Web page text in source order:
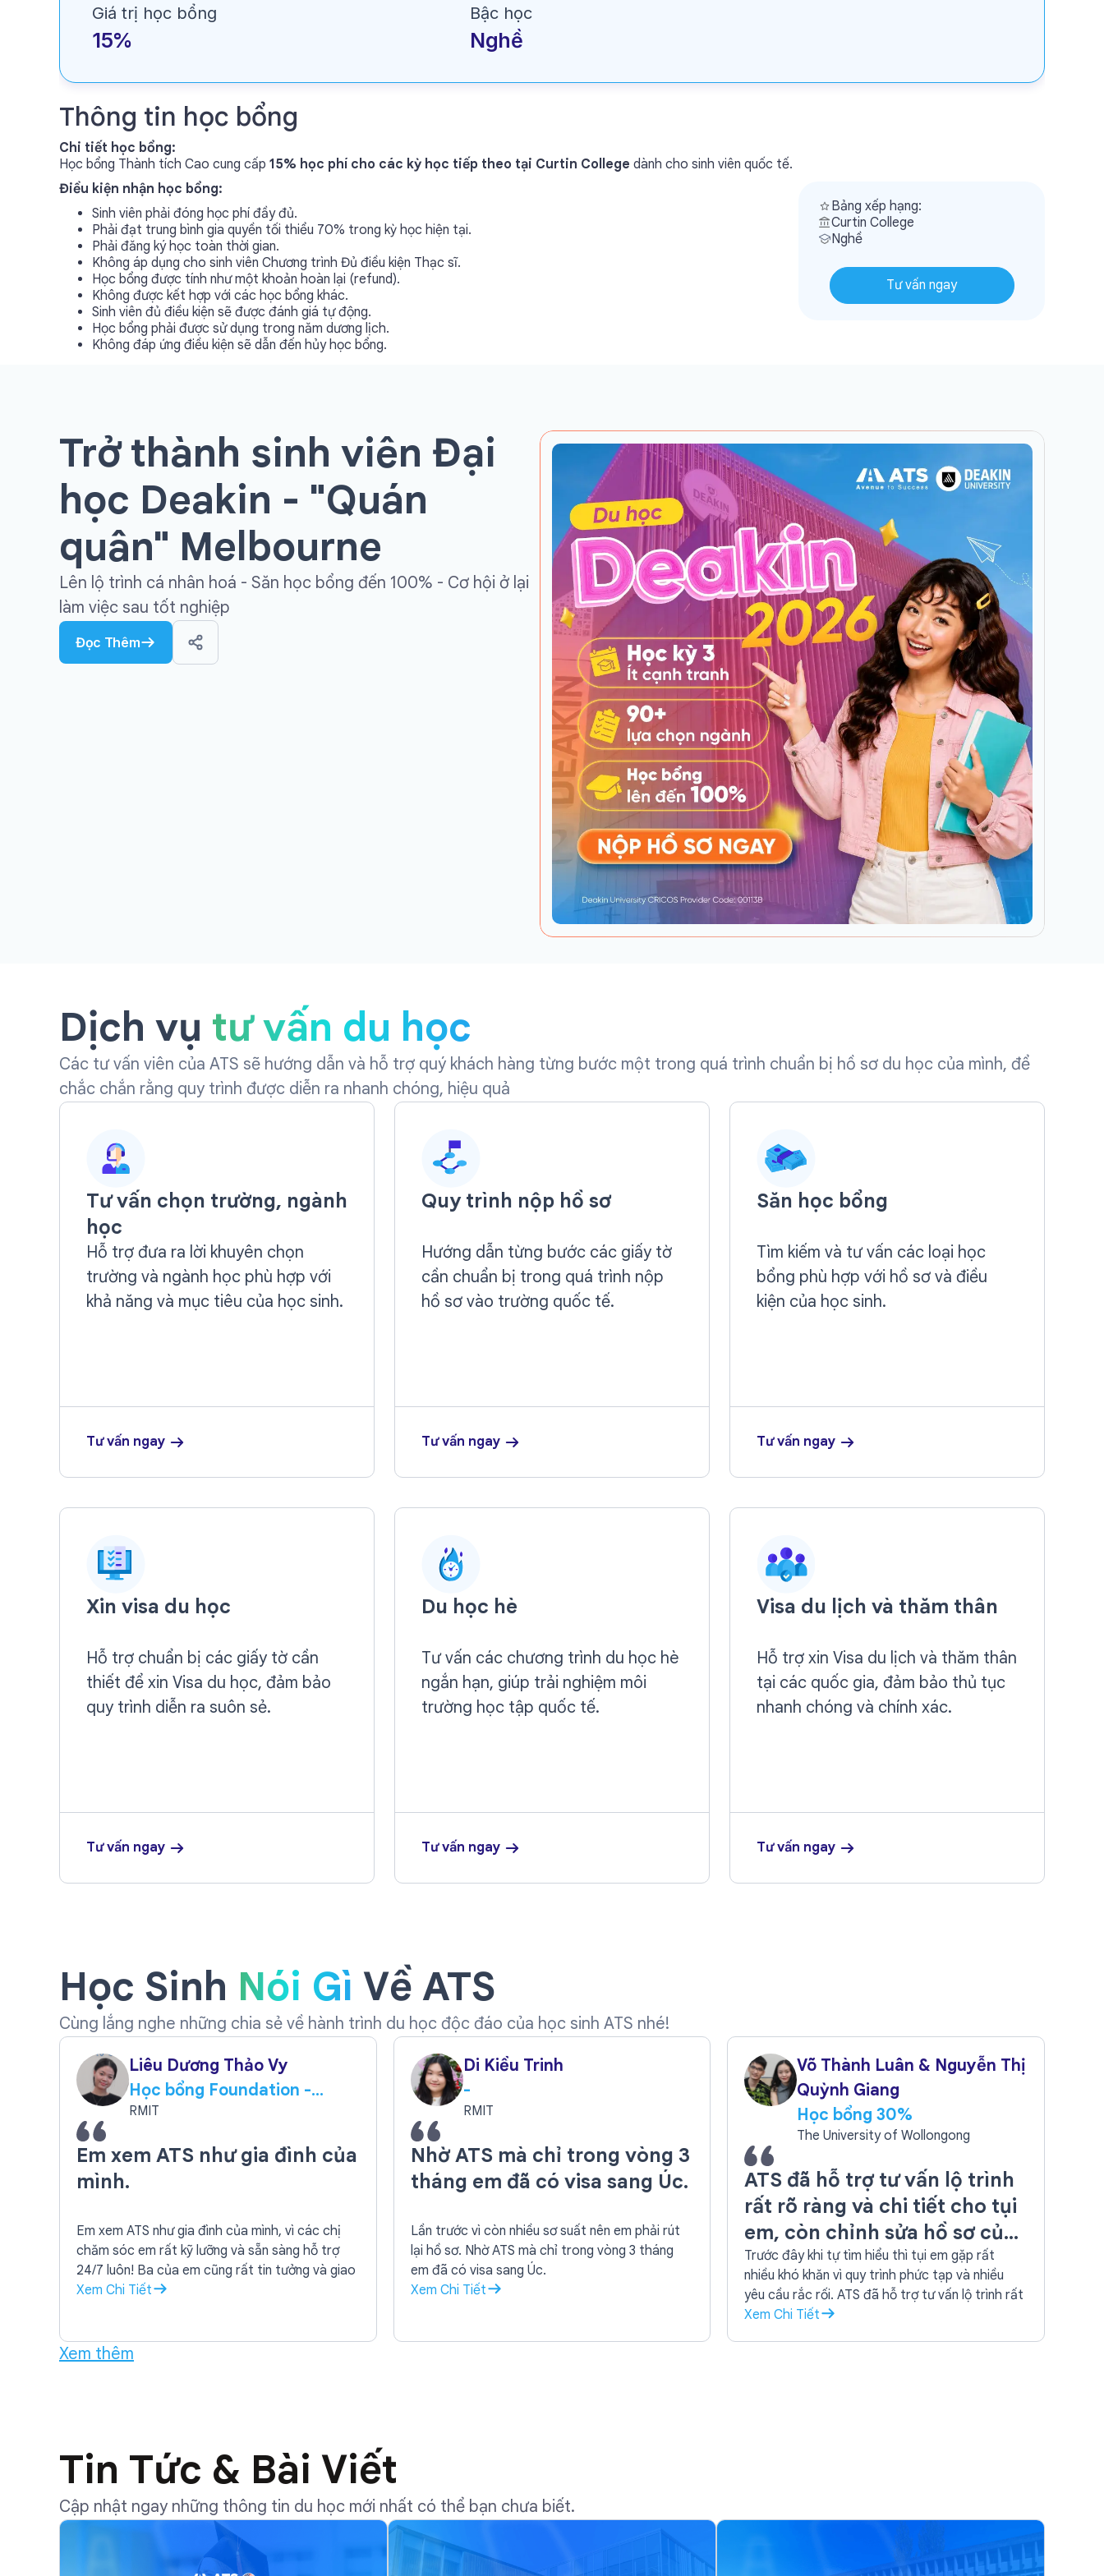
Giá trị học bổng
15%
Bậc học
Nghề
Thông tin học bổng
Chi tiết học bổng:
Học bổng Thành tích Cao cung cấp 15% học phí cho các kỳ học tiếp theo tại Curtin College dành cho sinh viên quốc tế.
Điều kiện nhận học bổng:
Sinh viên phải đóng học phí đầy đủ.
Phải đạt trung bình gia quyền tối thiểu 70% trong kỳ học hiện tại.
Phải đăng ký học toàn thời gian.
Không áp dụng cho sinh viên Chương trình Đủ điều kiện Thạc sĩ.
Học bổng được tính như một khoản hoàn lại (refund).
Không được kết hợp với các học bổng khác.
Sinh viên đủ điều kiện sẽ được đánh giá tự động.
Học bổng phải được sử dụng trong năm dương lịch.
Không đáp ứng điều kiện sẽ dẫn đến hủy học bổng.
Bảng xếp hạng:
Curtin College
Nghề
Tư vấn ngay
Trở thành sinh viên Đại
học Deakin - "Quán
quân" Melbourne
Lên lộ trình cá nhân hoá - Săn học bổng đến 100% - Cơ hội ở lại
làm việc sau tốt nghiệp
Đọc Thêm
Dịch vụ tư vấn du học
Các tư vấn viên của ATS sẽ hướng dẫn và hỗ trợ quý khách hàng từng bước một trong quá trình chuẩn bị hồ sơ du học của mình, để
chắc chắn rằng quy trình được diễn ra nhanh chóng, hiệu quả
Tư vấn chọn trường, ngành
học
Hỗ trợ đưa ra lời khuyên chọn
trường và ngành học phù hợp với
khả năng và mục tiêu của học sinh.
Tư vấn ngay
Quy trình nộp hồ sơ
Hướng dẫn từng bước các giấy tờ
cần chuẩn bị trong quá trình nộp
hồ sơ vào trường quốc tế.
Tư vấn ngay
Săn học bổng
Tìm kiếm và tư vấn các loại học
bổng phù hợp với hồ sơ và điều
kiện của học sinh.
Tư vấn ngay
Xin visa du học
Hỗ trợ chuẩn bị các giấy tờ cần
thiết để xin Visa du học, đảm bảo
quy trình diễn ra suôn sẻ.
Tư vấn ngay
Du học hè
Tư vấn các chương trình du học hè
ngắn hạn, giúp trải nghiệm môi
trường học tập quốc tế.
Tư vấn ngay
Visa du lịch và thăm thân
Hỗ trợ xin Visa du lịch và thăm thân
tại các quốc gia, đảm bảo thủ tục
nhanh chóng và chính xác.
Tư vấn ngay
Học Sinh Nói Gì Về ATS
Cùng lắng nghe những chia sẻ về hành trình du học độc đáo của học sinh ATS nhé!
Liêu Dương Thảo Vy
Học bổng Foundation -
5000 AUD
RMIT
Em xem ATS như gia đình của
mình.
Em xem ATS như gia đình của mình, vì các chị
chăm sóc em rất kỹ lưỡng và sẵn sàng hỗ trợ
24/7 luôn! Ba của em cũng rất tin tưởng và giao
phó hoàn toàn hồ sơ của em cho ATS hỗ trợ.
Xem Chi Tiết
Di Kiều Trinh
-
RMIT
Nhờ ATS mà chỉ trong vòng 3
tháng em đã có visa sang Úc.
Lần trước vì còn nhiều sơ suất nên em phải rút
lại hồ sơ. Nhờ ATS mà chỉ trong vòng 3 tháng
em đã có visa sang Úc.
Xem Chi Tiết
Võ Thành Luân & Nguyễn Thị
Quỳnh Giang
Học bổng 30%
The University of Wollongong
ATS đã hỗ trợ tư vấn lộ trình
rất rõ ràng và chi tiết cho tụi
em, còn chỉnh sửa hồ sơ của
em sao cho tốt nhất nữa
Trước đây khi tự tìm hiểu thì tụi em gặp rất
nhiều khó khăn vì quy trình phức tạp và nhiều
yêu cầu rắc rối. ATS đã hỗ trợ tư vấn lộ trình rất
rõ ràng và chi tiết cho tụi em, còn chỉnh sửa hồ
Xem Chi Tiết
Xem thêm
Tin Tức & Bài Viết
Cập nhật ngay những thông tin du học mới nhất có thể bạn chưa biết.